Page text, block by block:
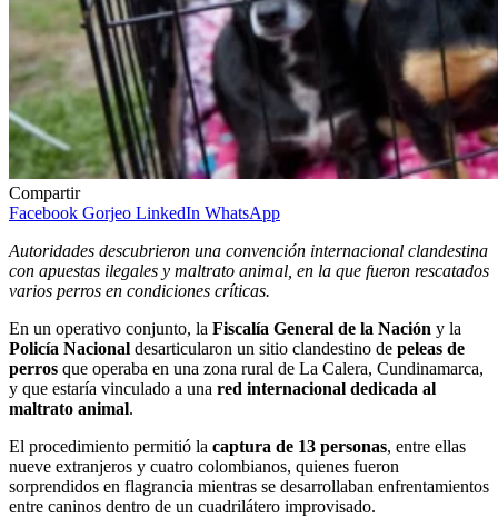
Compartir
Facebook Gorjeo LinkedIn WhatsApp
Autoridades descubrieron una convención internacional clandestina
con apuestas ilegales y maltrato animal, en la que fueron rescatados
varios perros en condiciones críticas.
En un operativo conjunto, la Fiscalía General de la Nación y la
Policía Nacional desarticularon un sitio clandestino de peleas de
perros que operaba en una zona rural de La Calera, Cundinamarca,
y que estaría vinculado a una red internacional dedicada al
maltrato animal.
El procedimiento permitió la captura de 13 personas, entre ellas
nueve extranjeros y cuatro colombianos, quienes fueron
sorprendidos en flagrancia mientras se desarrollaban enfrentamientos
entre caninos dentro de un cuadrilátero improvisado.